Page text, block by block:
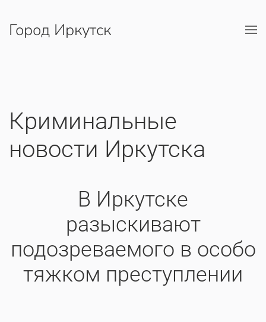
Перейти к содержимому
Город Иркутск
Криминальные
новости Иркутска
​В Иркутске
разыскивают
подозреваемого в особо
тяжком преступлении